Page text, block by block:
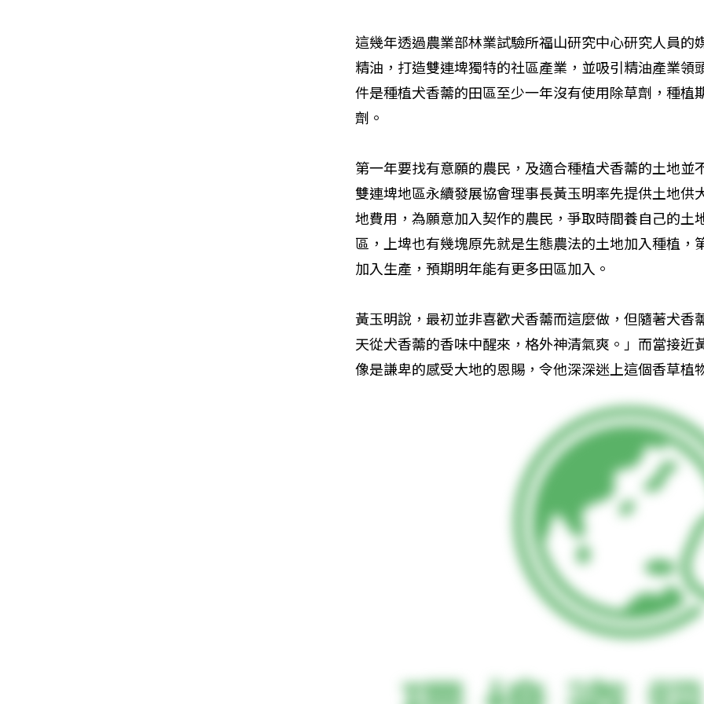
這幾年透過農業部林業試驗所福山研究中心研究人員的
精油，打造雙連埤獨特的社區產業，並吸引精油產業領
件是種植犬香薷的田區至少一年沒有使用除草劑，種植
劑。
第一年要找有意願的農民，及適合種植犬香薷的土地並
雙連埤地區永續發展協會理事長黃玉明率先提供土地供
地費用，為願意加入契作的農民，爭取時間養自己的土
區，上埤也有幾塊原先就是生態農法的土地加入種植，
加入生產，預期明年能有更多田區加入。
黃玉明說，最初並非喜歡犬香薷而這麼做，但隨著犬香
天從犬香薷的香味中醒來，格外神清氣爽。」而當接近
像是謙卑的感受大地的恩賜，令他深深迷上這個香草植